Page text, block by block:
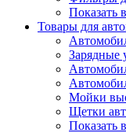
Показать
Товары для
Зарядные
Мойки
Щетки
Показать